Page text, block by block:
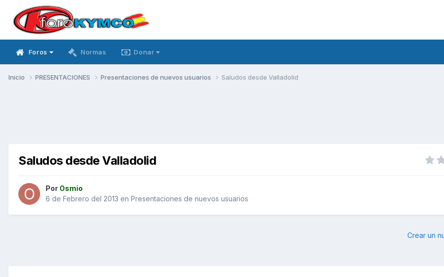
Foros Normas Donar
Inicio PRESENTACIONES Presentaciones de nuevos usuarios Saludos desde Valladolid
Saludos desde Valladolid
Por Osmio
6 de Febrero del 2013 en Presentaciones de nuevos usuarios
Crear un